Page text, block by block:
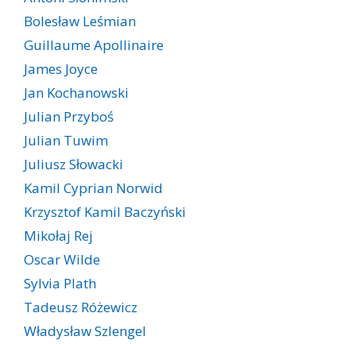
Bolesław Leśmian
Guillaume Apollinaire
James Joyce
Jan Kochanowski
Julian Przyboś
Julian Tuwim
Juliusz Słowacki
Kamil Cyprian Norwid
Krzysztof Kamil Baczyński
Mikołaj Rej
Oscar Wilde
Sylvia Plath
Tadeusz Różewicz
Władysław Szlengel